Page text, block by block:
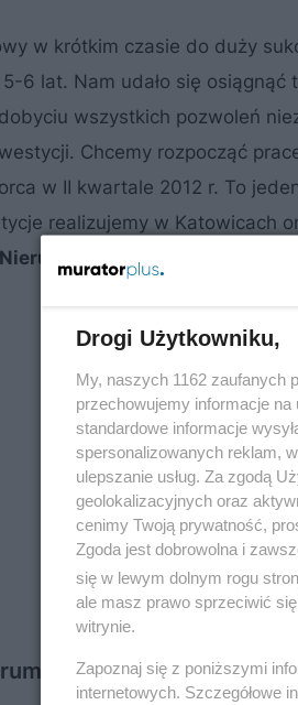
w krótkim czasie do duży
6 lat. Nam udało się
wszystkich pozwoleń
Chcemy rozpocząć
w II kwartale 2012 r. To
realizujemy w Katowicach
PKP S.A.
Komunikacyjne
Drogi Użytkowniku,
My, naszych 1162 zaufanych
przechowujemy informacje
standardowe informacje
spersonalizowanych reklam,
ulepszanie usług. Za zgodą
geolokalizacyjnych oraz
cenimy Twoją prywatność,
Zgoda jest dobrowolna i
się w lewym dolnym rogu
ale masz prawo sprzeciwić
witrynie.
Zapoznaj się z poniższymi
internetowych. Szczegółowe